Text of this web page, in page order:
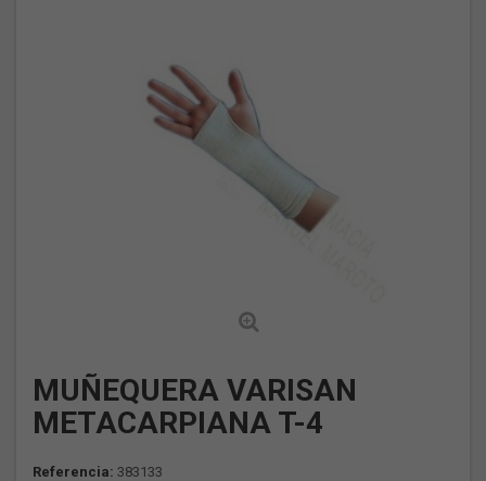
MUÑEQUERA VARISAN
METACARPIANA T-4
Referencia: 383133